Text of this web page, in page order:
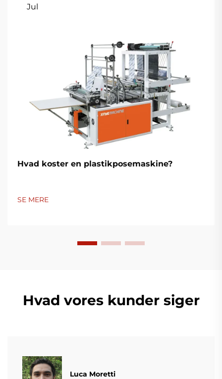
Jul
Hvad koster en plastikposemaskine?
SE MERE
Hvad vores kunder siger
Luca Moretti